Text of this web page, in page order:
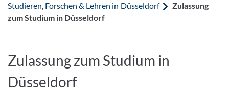
Studieren, Forschen & Lehren in Düsseldorf
Zulassung
zum Studium in Düsseldorf
Zulassung zum Studium in
Düsseldorf